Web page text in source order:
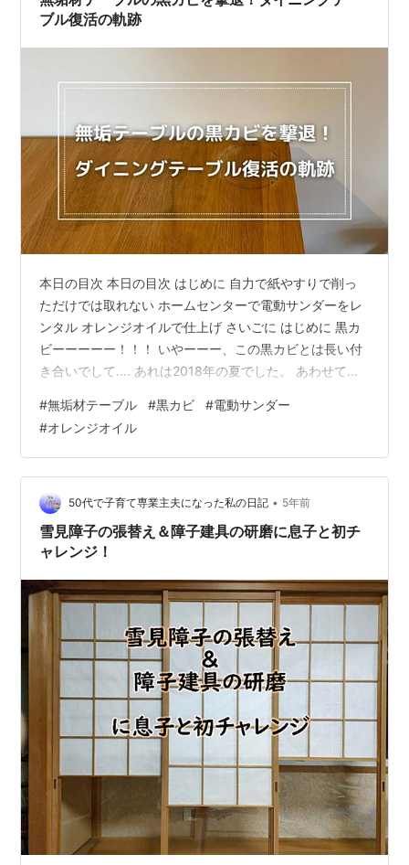
はたった…
ブル復活の軌跡
本日の目次 本日の目次 はじめに 自力で紙やすりで削っ
ただけでは取れない ホームセンターで電動サンダーをレ
ンタル オレンジオイルで仕上げ さいごに はじめに 黒カ
ビーーーーー！！！ いやーーー、この黒カビとは長い付
き合いでして.... あれは2018年の夏でした。 あわせて読
ていた時に、水が溢れていることに気がつかず、そのま
まにしていたらくっきりと黒カビの跡が残ってしまいま
した（汗） その後、ダイニングテーブルの上にはニトリ
で買った小物入れを置いて黒カビを隠すようになりまし
た（笑） ＊写真は2019年頃 それが2021年頃、「テーブ
ルの上をス…
#無垢材テーブル #黒カビ #電動サンダー
#オレンジオイル
50代で子育て専業主夫になった私の日記 • 5年前
雪見障子の張替え＆障子建具の研磨に息子と初チ
ャレンジ！